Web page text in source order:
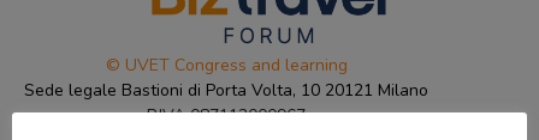
© UVET Congress and learning
Sede legale Bastioni di Porta Volta, 10 20121 Milano
P.IVA 087112000967